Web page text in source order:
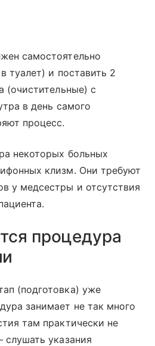
самостоятельно
туалет) и поставить 2
(очистительные) с
в день самого
процесс.
некоторых больных
клизм. Они требуют
у медсестры и отсутствия
процедура
(подготовка) уже
занимает не так много
там практически не
слушать указания